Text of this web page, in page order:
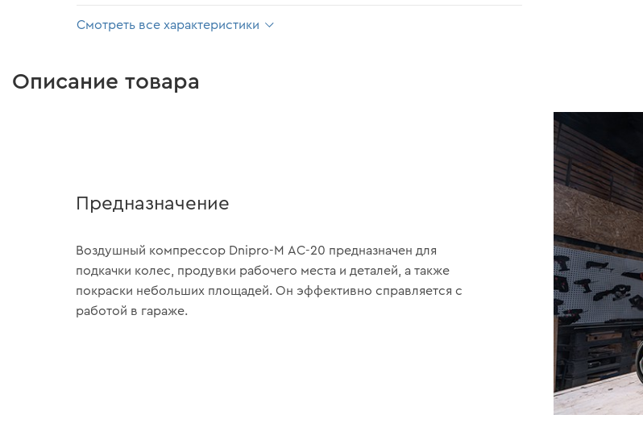
Смотреть все характеристики
Описание товара
Предназначение
Воздушный компрессор Dnipro-M АС-20 предназначен для
подкачки колес, продувки рабочего места и деталей, а также
покраски небольших площадей. Он эффективно справляется с
работой в гараже.